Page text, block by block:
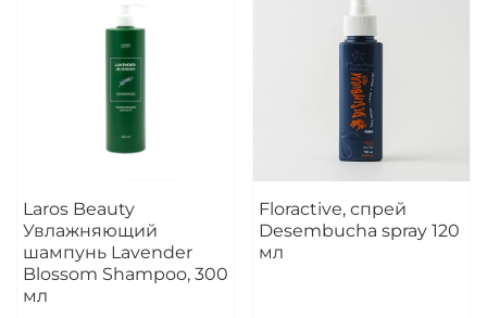
Laros Beauty
Увлажняющий
шампунь Lavender
Blossom Shampoo, 300
мл
Floractive, спрей
Desembucha spray 120
мл